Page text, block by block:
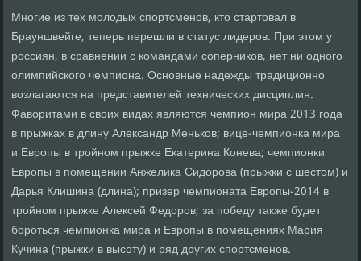
Многие из тех молодых спортсменов, кто стартовал в
Брауншвейге, теперь перешли в статус лидеров. При этом у
россиян, в сравнении с командами соперников, нет ни одного
олимпийского чемпиона. Основные надежды традиционно
возлагаются на представителей технических дисциплин.
Фаворитами в своих видах являются чемпион мира 2013 года
в прыжках в длину Александр Меньков; вице-чемпионка мира
и Европы в тройном прыжке Екатерина Конева; чемпионки
Европы в помещении Анжелика Сидорова (прыжки с шестом) и
Дарья Клишина (длина); призер чемпионата Европы-2014 в
тройном прыжке Алексей Федоров; за победу также будет
бороться чемпионка мира и Европы в помещениях Мария
Кучина (прыжки в высоту) и ряд других спортсменов.